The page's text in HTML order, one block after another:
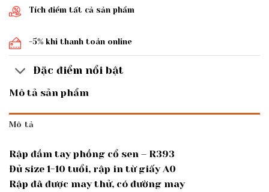
Tích điểm tất cả sản phẩm
-5% khi thanh toán online
Đặc điểm nổi bật
Mô tả sản phẩm
Mô tả
Rập đầm tay phồng cổ sen – R393
Đủ size 1-10 tuổi, rập in từ giấy A0
Rập đã được may thử, có đường may